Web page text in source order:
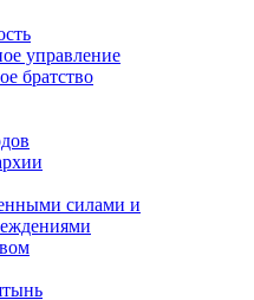
управление
братство
силами и